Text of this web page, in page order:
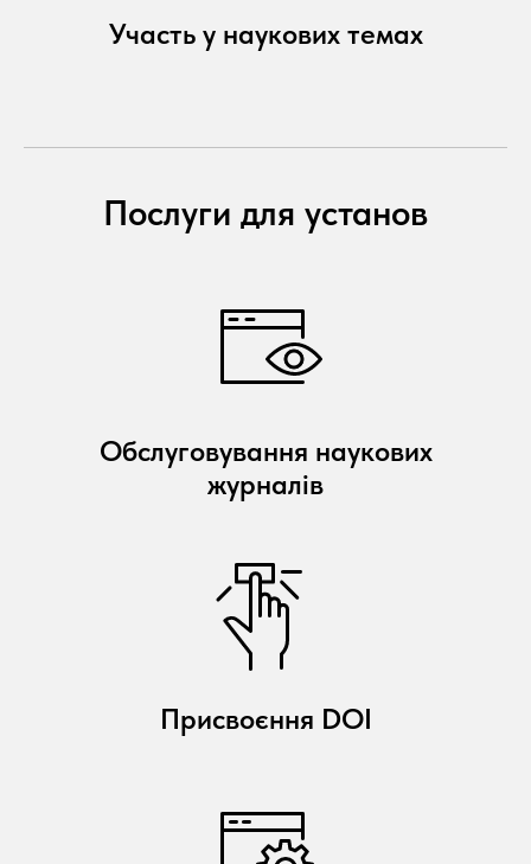
Участь у наукових темах
Послуги для установ
Обслуговування наукових
журналів
Присвоєння DOI